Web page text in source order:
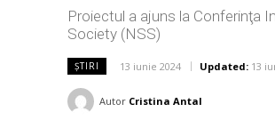
Proiectul a ajuns la Conferinţa
Society (NSS)
ȘTIRI 13 iunie 2024 Updated: 13
Autor Cristina Antal